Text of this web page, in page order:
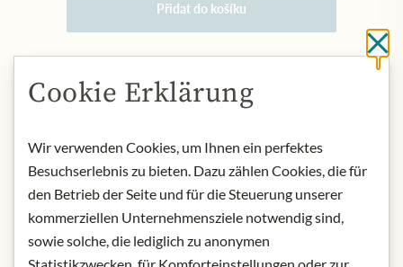
Přidat do košíku
NYNÍ SKLADEM
Art.Nr.:325517#0.100
POPIS
Product name: fruit tea blend
strawberry and blackberry
Origin: Germany
Cookie Erklärung
Wir verwenden Cookies, um Ihnen ein perfektes
Besuchserlebnis zu bieten. Dazu zählen Cookies, die für
den Betrieb der Seite und für die Steuerung unserer
kommerziellen Unternehmensziele notwendig sind,
sowie solche, die lediglich zu anonymen